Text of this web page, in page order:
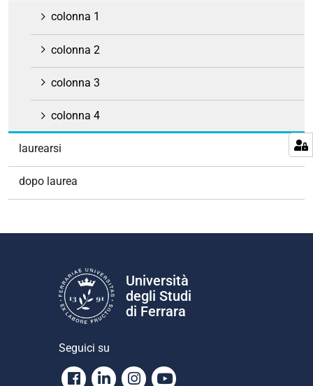
colonna 1
colonna 2
colonna 3
colonna 4
laurearsi
dopo laurea
Università
degli Studi
di Ferrara
Seguici su
Facebook
LinkedinInstagram
Youtube